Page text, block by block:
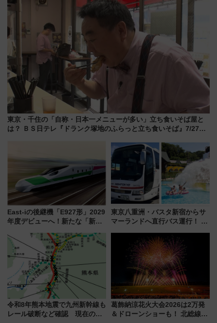
東京・千住の「自称・日本一メニューが多い」立ち食いそば屋と
は？ ＢＳ日テレ『ドランク塚地のふらっと立ち食いそば』7/27夜
East-iの後継機「E927形」2029
年度デビューへ！新たな「新幹
説【JR東日本】
東京八重洲・バスタ新宿からサ
マーランドへ直行バス運行！ お
推し活を楽しもう！（2026年
8/1～31）
令和8年熊本地震で九州新幹線も
レール破断など確認 現在の運
葛飾納涼花火大会2026は2万発
＆ドローンショーも！ 北総線を